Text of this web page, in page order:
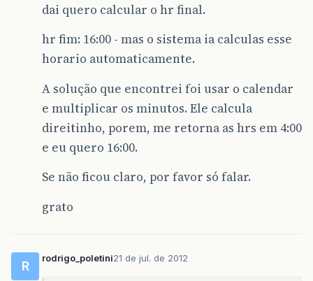
dai quero calcular o hr final.
hr fim: 16:00 - mas o sistema ia calculas esse
horario automaticamente.
A solução que encontrei foi usar o calendar
e multiplicar os minutos. Ele calcula
direitinho, porem, me retorna as hrs em 4:00
e eu quero 16:00.
Se não ficou claro, por favor só falar.
grato
R
rodrigo_poletini21 de jul. de 2012